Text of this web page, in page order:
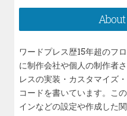
シ
ョ
ン
ワードプレス歴15年超のフ
に制作会社や個人の制作者
レスの実装・カスタマイズ
コードを書いています。こ
インなどの設定や作成した